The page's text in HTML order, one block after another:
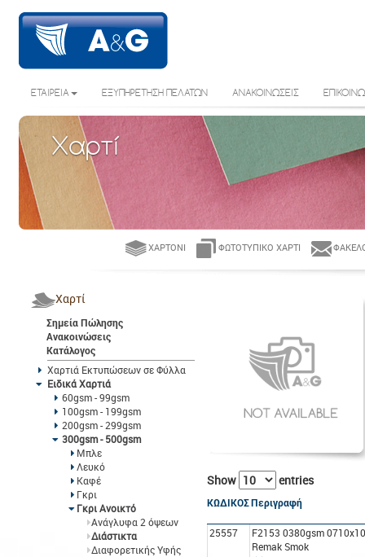
ΕΤΑΙΡΕΙΑ ΕΞΥΠΗΡΕΤΗΣΗ ΠΕΛΑΤΩΝ ΑΝΑΚΟΙΝΩΣΕΙΣ
Χαρτί
ΧΑΡΤΌΝΙ ΦΩΤΟΤΥΠΙΚΌ ΧΑΡΤΊ
Χαρτί
Σημεία Πώλησης
Ανακοινώσεις
Κατάλογος
Χαρτιά Εκτυπώσεων σε Φύλλα
Ειδικά Χαρτιά
60gsm - 99gsm
100gsm - 199gsm
200gsm - 299gsm
300gsm - 500gsm
Μπλε
Λευκό
Καφέ
Γκρι
Γκρι Ανοικτό
Ανάγλυφα 2 όψεων
Διάστικτα
Διαφορετικής Υφής
Show entries
ΚΩΔΙΚΟΣΠεριγραφή
25557
F2153 0380gsm
Remak Smok